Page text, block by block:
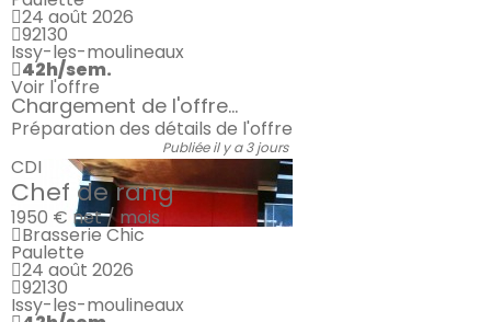
24 août 2026
92130
Issy-les-moulineaux
42h/sem.
Voir l'offre
Chargement de l'offre...
Préparation des détails de l'offre
Publiée il y a 3 jours
CDI
Chef de rang
1950 € net / mois
Brasserie Chic
Paulette
24 août 2026
92130
Issy-les-moulineaux